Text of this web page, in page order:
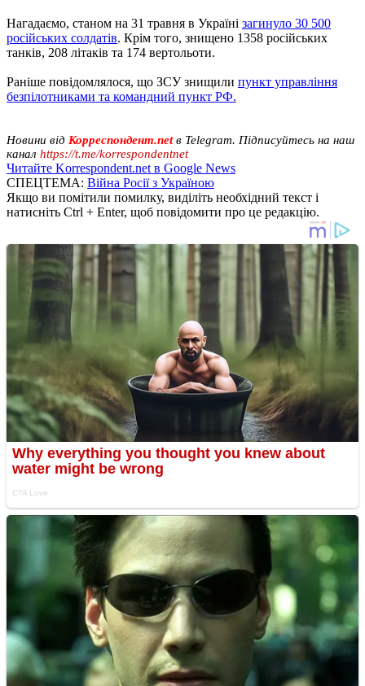
Нагадаємо, станом на 31 травня в Україні загинуло 30 500
російських солдатів. Крім того, знищено 1358 російських
танків, 208 літаків та 174 вертольоти.
Раніше повідомлялося, що ЗСУ знищили пункт управління
безпілотниками та командний пункт РФ.
Новини від Корреспондент.netв Telegram. Підписуйтесь на наш
канал https://t.me/korrespondentnet
Читайте Korrespondent.net в Google News
СПЕЦТЕМА: Війна Росії з Україною
Якщо ви помітили помилку, виділіть необхідний текст і
натисніть Ctrl + Enter, щоб повідомити про це редакцію.